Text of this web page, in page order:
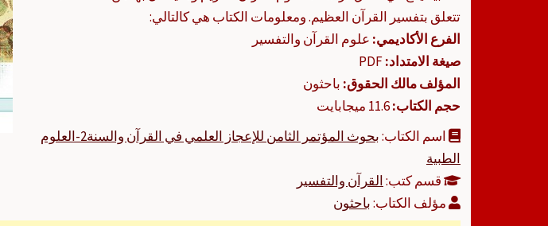
تتعلق بتفسير القرآن العظيم. ومعلومات الكتاب هي كالتالي:
الفرع الأكاديمي: علوم القرآن والتفسير
صيغة الامتداد:
المؤلف مالك الحقوق: باحثون
حجم الكتاب:
اسم الكتاب:
بحوث المؤتمر الثامن للإعجاز العلمي في القرآن والسنة2-العلوم
الطبية
قسم كتب:القرآن والتفسير
مؤلف الكتاب:باحثون